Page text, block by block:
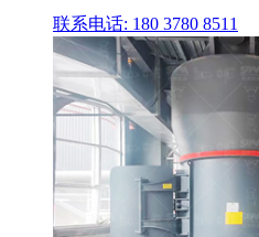
联系电话: 180 3780 8511